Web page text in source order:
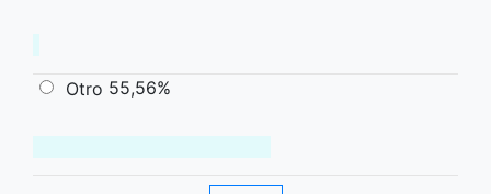
Otro 55,56%